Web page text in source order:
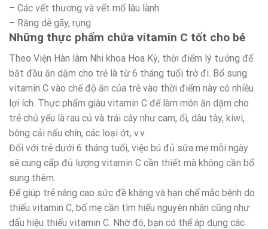
– Các vết thương và vết mổ lâu lành
– Răng dễ gãy, rụng
Những thực phẩm chứa vitamin C tốt cho bé
Theo Viện Hàn lâm Nhi khoa Hoa Kỳ, thời điểm lý tưởng để
bắt đầu ăn dặm cho trẻ là từ 6 tháng tuổi trở đi. Bổ sung
vitamin C vào chế độ ăn của trẻ vào thời điểm này có nhiều
lợi ích. Thực phẩm giàu vitamin C để làm món ăn dặm cho
trẻ chủ yếu là rau củ và trái cây như cam, ổi, dâu tây, kiwi,
bông cải nấu chín, các loại ớt, v.v.
Đối với trẻ dưới 6 tháng tuổi, việc bú đủ sữa mẹ mỗi ngày
sẽ cung cấp đủ lượng vitamin C cần thiết mà không cần bổ
sung thêm.
Để giúp trẻ nâng cao sức đề kháng và hạn chế mắc bệnh do
thiếu vitamin C, bố mẹ cần tìm hiểu nguyên nhân cũng như
dấu hiệu thiếu vitamin C. Nhờ đó, bạn có thể áp dụng các